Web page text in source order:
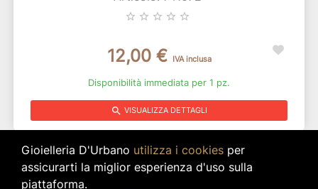
star_border star_border star_border star_border star_border
12,00 € IVA inclusa
Disponibilità immediata per 1 pz.
search VISUALIZZA DETTAGLI
Gioielleria D'Urbano utilizza i cookiesper
assicurarti la miglior esperienza d'uso sulla
piattaforma.